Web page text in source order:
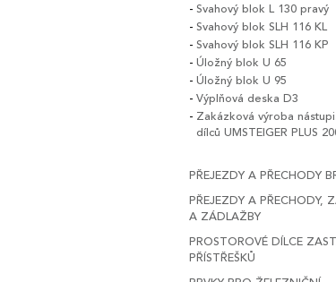
Svahový blok L 130 pravý
Svahový blok SLH 116 KL
Svahový blok SLH 116 KP
Úložný blok U 65
Úložný blok U 95
Výplňová deska D3
Zakázková výroba
dílců UMSTEIGER PLUS
PŘEJEZDY A PŘECHODY
PŘEJEZDY A PŘECHODY,
A ZÁDLAŽBY
PROSTOROVÉ DÍLCE
PŘÍSTŘEŠKŮ